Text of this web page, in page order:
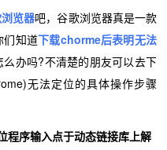
览器吧，谷歌浏览器真是一款
们知道下载chorme后表明无法
么办吗?不清楚的朋友可以去下
无法定位的具体操作步骤
序输入点于动态链接库上解